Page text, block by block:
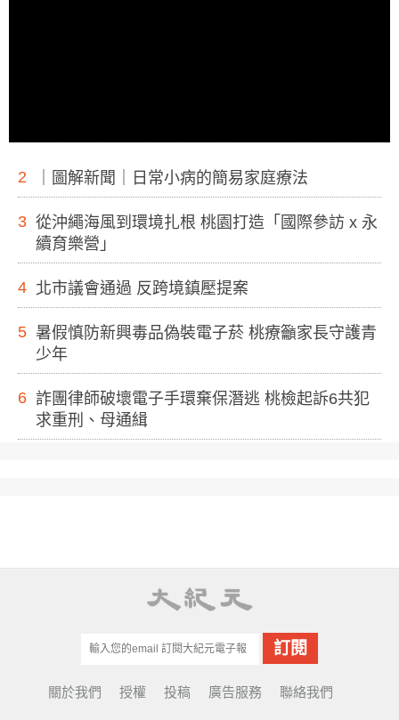
2 ｜圖解新聞｜日常小病的簡易家庭療法
3 從沖繩海風到環境扎根 桃園打造「國際參訪 x 永
續育樂營」
4 北市議會通過 反跨境鎮壓提案
5 暑假慎防新興毒品偽裝電子菸 桃療籲家長守護青
少年
6 詐團律師破壞電子手環棄保潛逃 桃檢起訴6共犯
求重刑、母通緝
關於我們 授權 投稿 廣告服務 聯絡我們